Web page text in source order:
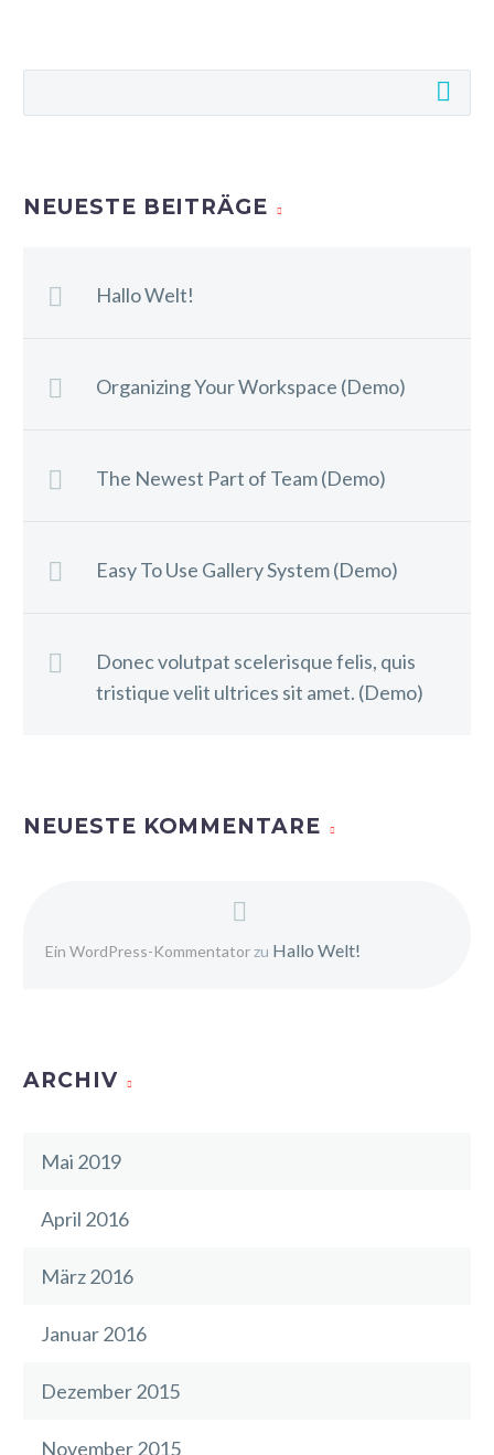
NEUESTE BEITRÄGE
Hallo Welt!
Organizing Your Workspace (Demo)
The Newest Part of Team (Demo)
Easy To Use Gallery System (Demo)
Donec volutpat scelerisque felis, quis
tristique velit ultrices sit amet. (Demo)
NEUESTE KOMMENTARE
Ein WordPress-Kommentatorzu Hallo Welt!
ARCHIV
Mai 2019
April 2016
März 2016
Januar 2016
Dezember 2015
November 2015